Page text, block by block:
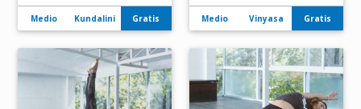
Medio Kundalini Gratis Medio Vinyasa Gratis